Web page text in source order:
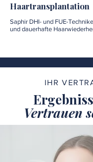
Haartransplantation
Saphir DHI- und FUE-
und dauerhafte
IHR
Vertrauen